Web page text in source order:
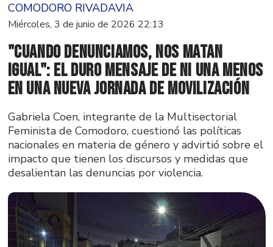
COMODORO RIVADAVIA
Miércoles, 3 de junio de 2026 22:13
"Cuando denunciamos, nos matan
igual": el duro mensaje de Ni Una Menos
en una nueva jornada de movilización
Gabriela Coen, integrante de la Multisectorial
Feminista de Comodoro, cuestionó las políticas
nacionales en materia de género y advirtió sobre el
impacto que tienen los discursos y medidas que
desalientan las denuncias por violencia.